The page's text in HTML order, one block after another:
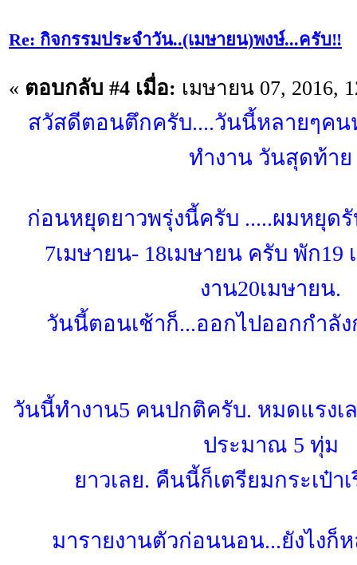
Re: กิจกรรมประจำวัน..(เมษายน)พงษ์...ครับ‼️
« ตอบกลับ #4 เมื่อ: เมษายน 07, 2016,
สวัสดีตอนตึกครับ....วันนี้หลายๆค
ทำงาน วันสุดท้าย
ก่อนหยุดยาวพรุ่งนี้ครับ .....ผมหยุด
7เมษายน- 18เมษายน ครับ พัก19
งาน20เมษายน.
วันนี้ตอนเช้าก็...ออกไปออกกำลั
วันนี้ทำงาน5 คนปกติครับ. หมดแรงเ
ประมาณ 5 ทุ่ม
ยาวเลย. คืนนี้ก็เตรียมกระเป๋า
มารายงานตัวก่อนนอน...ยังไงก็